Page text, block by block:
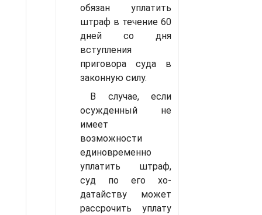
обязан уплатить
штраф в течение 60
дней со дня
вступления
приговора суда в
за­конную силу.
В случае, если
осужденный не
имеет
возможности
единовремен­но
уплатить штраф,
суд по его хо­
датайству может
рассрочить упла­ту